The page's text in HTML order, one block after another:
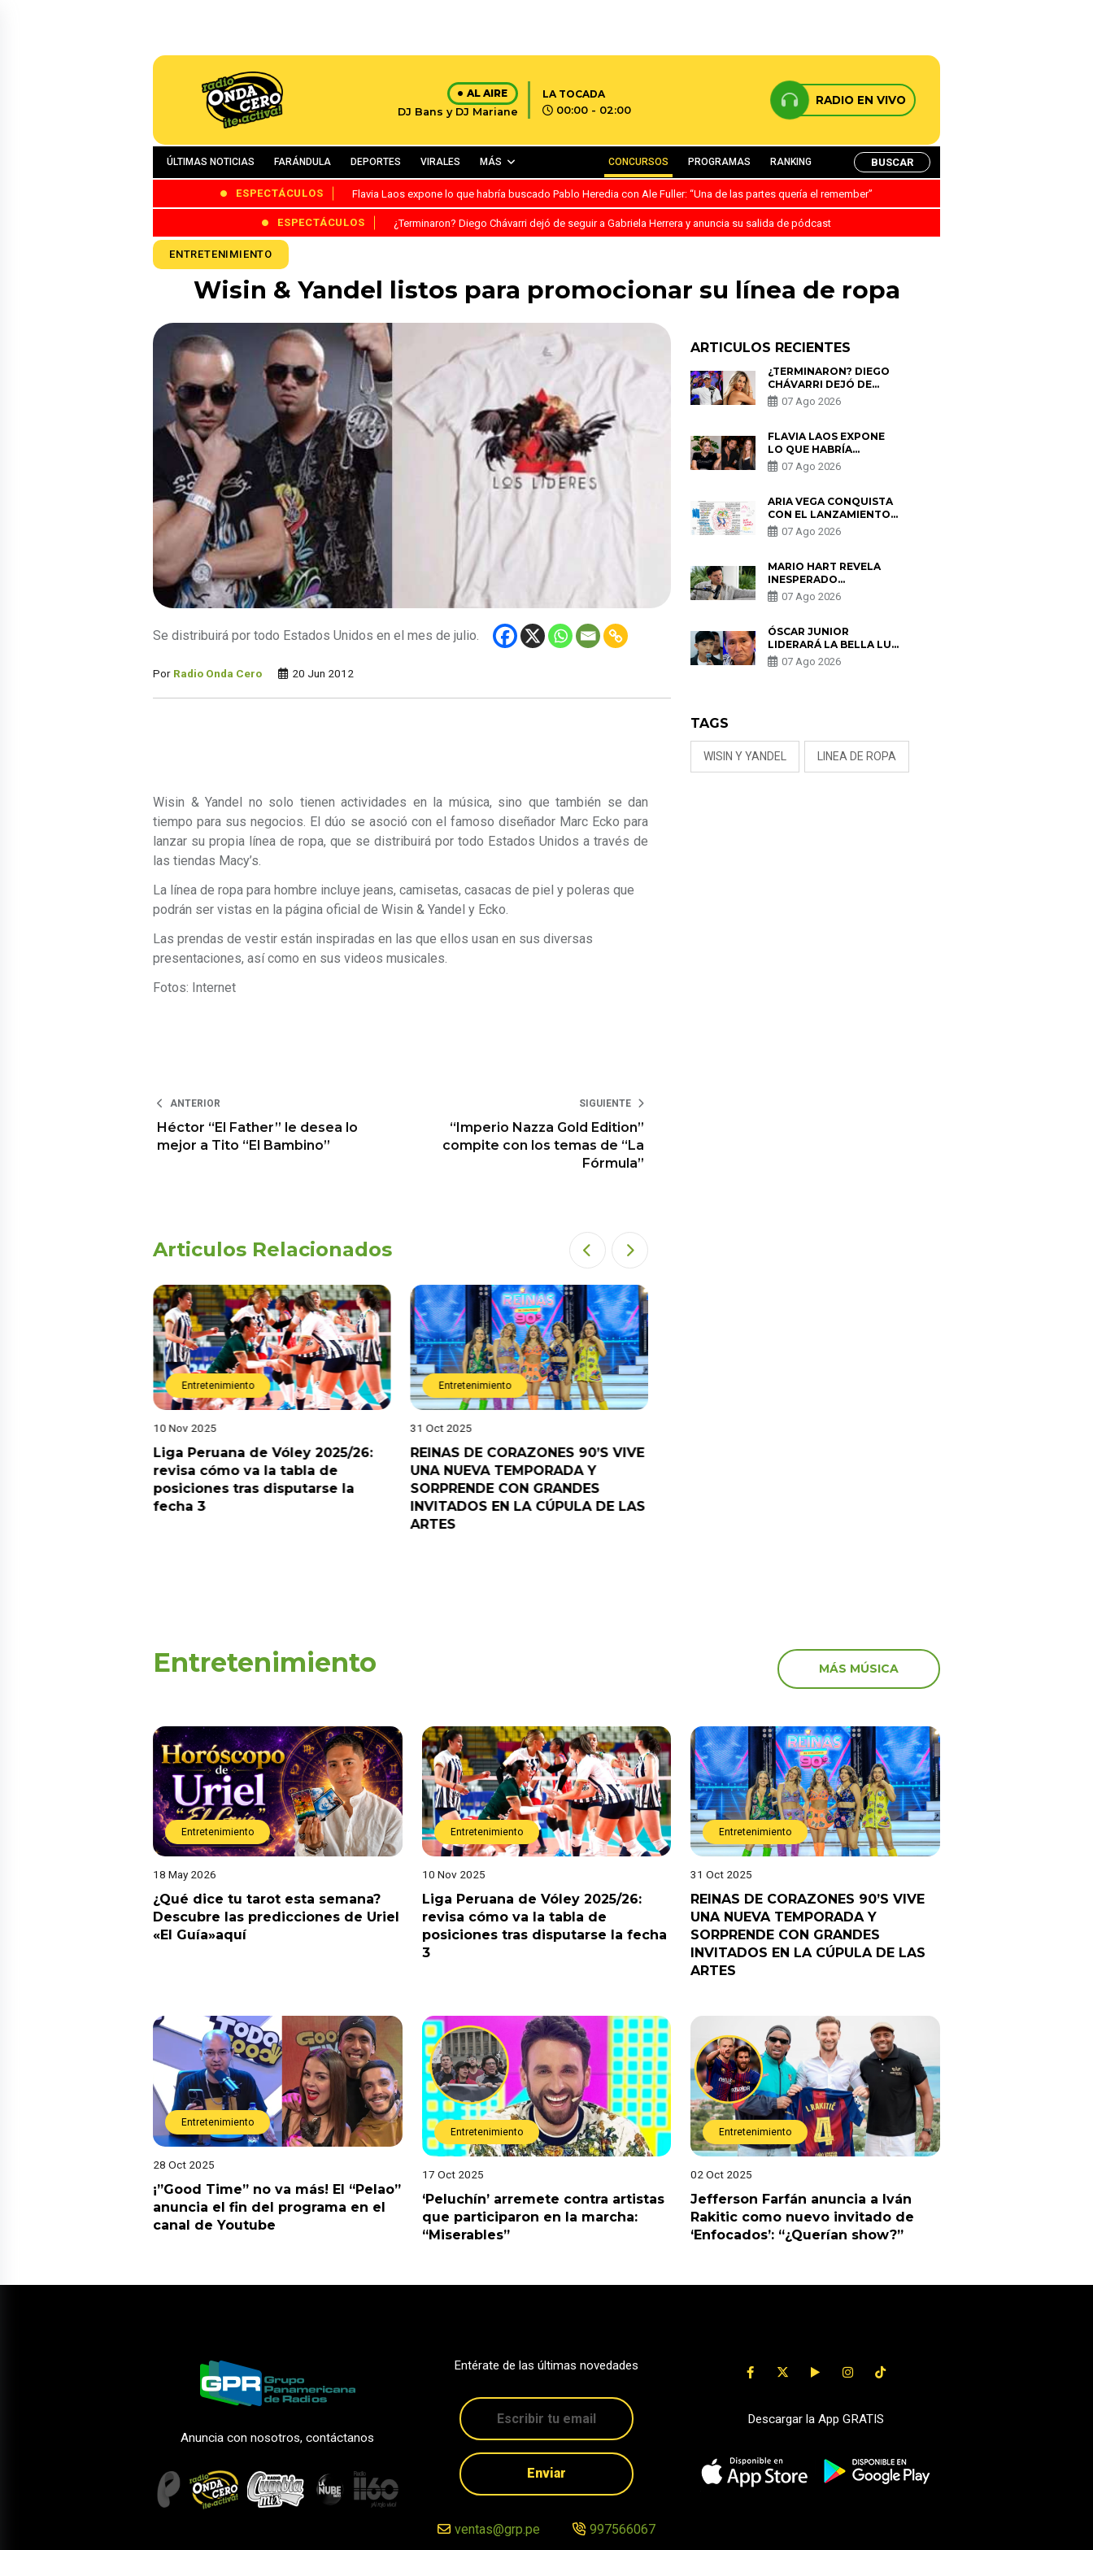
AL AIRE
DJ Bans y DJ Mariane
LA TOCADA
00:00 - 02:00
RADIO EN VIVO
ÚLTIMAS NOTICIAS FARÁNDULA DEPORTES VIRALES MÁS CONCURSOS PROGRAMAS RANKING BUSCAR
ESPECTÁCULOS Flavia Laos expone lo que habría buscado Pablo Heredia con Ale Fuller: “Una de las partes quería el remember”
ESPECTÁCULOS ¿Terminaron? Diego Chávarri dejó de seguir a Gabriela Herrera y anuncia su salida de pódcast
ENTRETENIMIENTO
Wisin & Yandel listos para promocionar su línea de ropa
Se distribuirá por todo Estados Unidos en el mes de julio.
Por Radio Onda Cero 20 Jun 2012
Wisin & Yandel no solo tienen actividades en la música, sino que también se dan
tiempo para sus negocios. El dúo se asoció con el famoso diseñador Marc Ecko para
lanzar su propia línea de ropa, que se distribuirá por todo Estados Unidos a través de
las tiendas Macy’s.
La línea de ropa para hombre incluye jeans, camisetas, casacas de piel y poleras que
podrán ser vistas en la página oficial de Wisin & Yandel y Ecko.
Las prendas de vestir están inspiradas en las que ellos usan en sus diversas
presentaciones, así como en sus videos musicales.
Fotos: Internet
ANTERIOR
Héctor “El Father” le desea lo
mejor a Tito “El Bambino”
SIGUIENTE
“Imperio Nazza Gold Edition”
compite con los temas de “La
Fórmula”
Articulos Relacionados
Entretenimiento
10 Nov 2025
Liga Peruana de Vóley 2025/26:
revisa cómo va la tabla de
posiciones tras disputarse la
fecha 3
Entretenimiento
31 Oct 2025
REINAS DE CORAZONES 90’S VIVE
UNA NUEVA TEMPORADA Y
SORPRENDE CON GRANDES
INVITADOS EN LA CÚPULA DE LAS
ARTES
ARTICULOS RECIENTES
¿TERMINARON? DIEGO
CHÁVARRI DEJÓ DE
SEGUIR A GABRIELA
HERRERA Y ANUNCIA SU
07 Ago 2026
FLAVIA LAOS EXPONE
LO QUE HABRÍA
BUSCADO PABLO
HEREDIA CON ALE
PARTES QUERÍA EL
REMEMBER”
07 Ago 2026
ARIA VEGA CONQUISTA
CON EL LANZAMIENTO
DE “TOTOTO (+4)”
07 Ago 2026
MARIO HART REVELA
INESPERADO
PROBLEMA DE SALUD
ANTES DE SEPARARSE
ENCONTRARON UN
TUMOR”
07 Ago 2026
ÓSCAR JUNIOR
LIDERARÁ LA BELLA LUZ
TRAS SALIDA DE SU
PADRE POR POLÉMICA
07 Ago 2026
TAGS
WISIN Y YANDEL LINEA DE ROPA
Entretenimiento MÁS MÚSICA
Entretenimiento
18 May 2026
¿Qué dice tu tarot esta semana?
Descubre las predicciones de Uriel
«El Guía»aquí
Entretenimiento
10 Nov 2025
Liga Peruana de Vóley 2025/26:
revisa cómo va la tabla de
posiciones tras disputarse la fecha
3
Entretenimiento
31 Oct 2025
REINAS DE CORAZONES 90’S VIVE
UNA NUEVA TEMPORADA Y
SORPRENDE CON GRANDES
INVITADOS EN LA CÚPULA DE LAS
ARTES
Entretenimiento
28 Oct 2025
¡”Good Time” no va más! El “Pelao”
anuncia el fin del programa en el
canal de Youtube
Entretenimiento
17 Oct 2025
‘Peluchín’ arremete contra artistas
que participaron en la marcha:
“Miserables”
Entretenimiento
02 Oct 2025
Jefferson Farfán anuncia a Iván
Rakitic como nuevo invitado de
‘Enfocados’: “¿Querían show?”
Anuncia con nosotros, contáctanos
Entérate de las últimas novedades
Enviar
ventas@grp.pe 997566067
Descargar la App GRATIS